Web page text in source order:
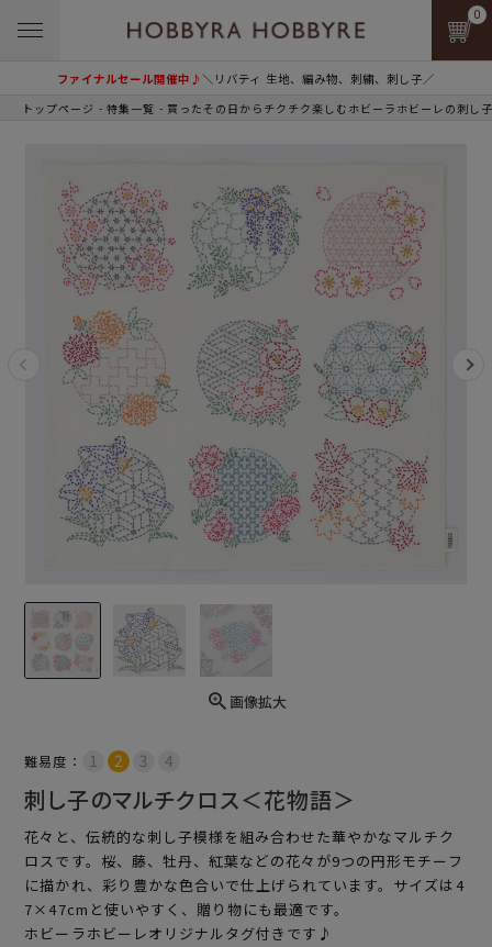
ファイナルセール開催中♪＼リバティ 生地、編み物、刺繍、刺し子／
0
トップページ 特集一覧 買ったその日からチクチク楽しむホビーラホビーレの刺し子
画像拡大
難易度：
刺し子のマルチクロス＜花物語＞
花々と、伝統的な刺し子模様を組み合わせた華やかなマルチク
ロスです。桜、藤、牡丹、紅葉などの花々が9つの円形モチーフ
に描かれ、彩り豊かな色合いで仕上げられています。サイズは4
7×47cmと使いやすく、贈り物にも最適です。
ホビーラホビーレオリジナルタグ付きです♪